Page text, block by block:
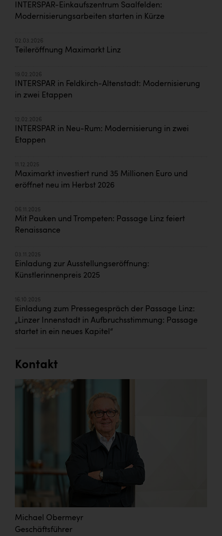
INTERSPAR-Einkaufszentrum Saalfelden:
Modernisierungsarbeiten starten in Kürze
02.03.2026
Teileröffnung Maximarkt Linz
19.02.2026
INTERSPAR in Feldkirch-Altenstadt: Modernisierung
in zwei Etappen
12.02.2026
INTERSPAR in Neu-Rum: Modernisierung in zwei
Etappen
11.12.2025
Maximarkt investiert rund 35 Millionen Euro und
eröffnet neu im Herbst 2026
06.11.2025
Mit Pauken und Trompeten: Passage Linz feiert
Renaissance
03.11.2025
Einladung zur Ausstellungseröffnung:
Künstlerinnenpreis 2025
16.10.2025
Einladung zum Pressegespräch der Passage Linz:
„Linzer Innenstadt in Aufbruchsstimmung: Passage
startet in ein neues Kapitel“
Kontakt
Michael Obermeyr
Geschäftsführer